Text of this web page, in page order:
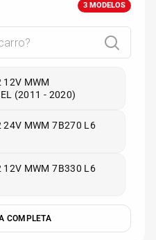
3 MODELOS
12V MWM
(2011 - 2020)
24V MWM 7B270 L6
12V MWM 7B330 L6
COMPLETA